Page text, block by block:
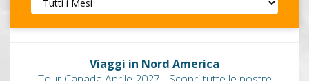
Viaggi in Nord America